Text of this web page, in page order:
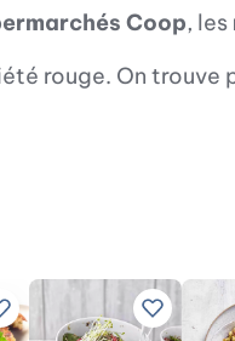
Coop, les
rouge. On
préférées
Ajouter à vos recettes
Ajouter